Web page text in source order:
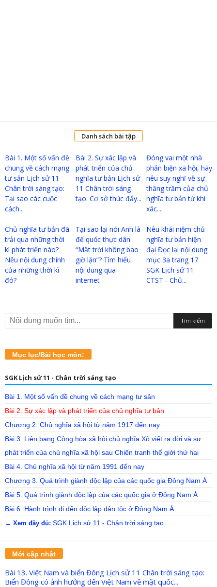
Danh sách bài tập
Bài 1. Một số vấn đề
chung về cách mạng
tư sản Lịch sử 11
Chân trời sáng tạo:
Tại sao các cuộc
cách...
Bài 2. Sự xác lập và
phát triển của chủ
nghĩa tư bản Lịch sử
11 Chân trời sáng
tạo: Cơ sở thúc đẩy...
Đóng vai một nhà
phản biện xã hội, hãy
nêu suy nghĩ về sự
thăng trầm của chủ
nghĩa tư bản từ khi
xác...
Chủ nghĩa tư bản đã
trải qua những thời
kì phát triển nào?
Nêu nội dung chính
của những thời kì
đó?
Tại sao lại nói Anh là
đế quốc thực dân
“Mặt trời không bao
giờ lặn”? Tìm hiểu
nội dung qua
internet
Nêu khái niệm chủ
nghĩa tư bản hiện
đại Đọc lại nội dung
mục 3a trang 17
SGK Lịch sử 11
CTST - Chủ...
Mục lục/Bài học môn:
SGK Lịch sử 11 - Chân trời sáng tạo
Bài 1. Một số vấn đề chung về cách mạng tư sản
Bài 2. Sự xác lập và phát triển của chủ nghĩa tư bản
Chương 2. Chủ nghĩa xã hội từ năm 1917 đến nay
Bài 3. Liên bang Cộng hòa xã hội chủ nghĩa Xô viết ra đời và sự
phát triển của chủ nghĩa xã hội sau Chiến tranh thế giới thứ hai
Bài 4. Chủ nghĩa xã hội từ năm 1991 đến nay
Chương 3. Quá trình giành độc lập của các quốc gia Đông Nam Á
Bài 5. Quá trình giành độc lập của các quốc gia ở Đông Nam Á
Bài 6. Hành trình đi đến độc lập dân tộc ở Đông Nam Á
→ Xem đầy đủ: SGK Lịch sử 11 - Chân trời sáng tạo
Mới cập nhật
Bài 13. Việt Nam và biển Đông Lịch sử 11 Chân trời sáng tạo:
Biển Đông có ảnh hưởng đến Việt Nam về mặt quốc...